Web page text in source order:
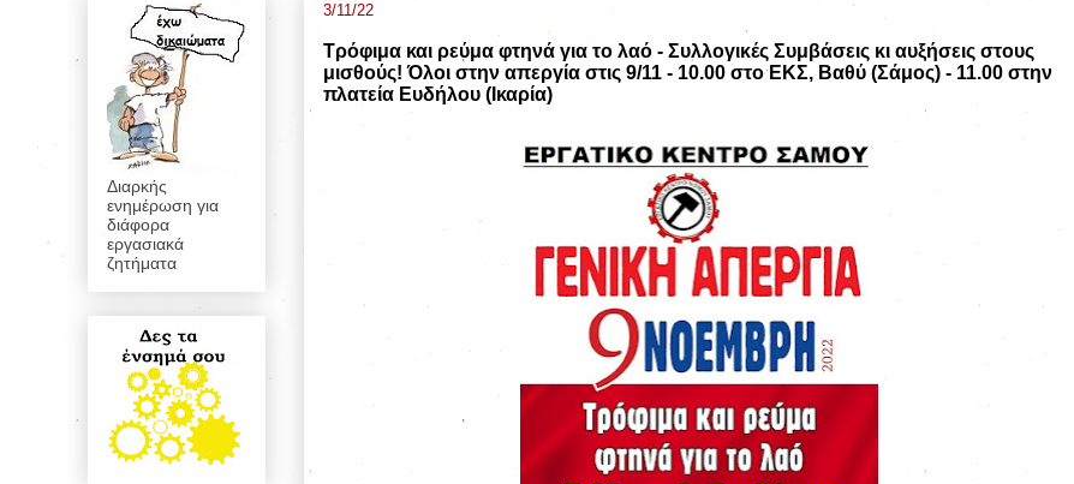
3/11/22
Τρόφιμα και ρεύμα φτηνά για το λαό - Συλλογικές Συμβάσεις κι αυξήσεις στους
μισθούς! Όλοι στην απεργία στις 9/11 - 10.00 στο ΕΚΣ, Βαθύ (Σάμος) - 11.00 στην
πλατεία Ευδήλου (Ικαρία)
Διαρκής
ενημέρωση για
διάφορα
εργασιακά
ζητήματα